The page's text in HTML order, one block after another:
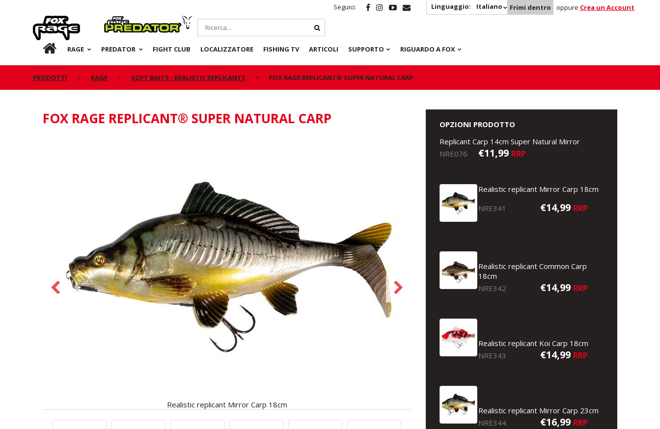
Seguici: Linguaggio: Italiano Frimi dentro oppure Crea un Account
Rage Predator
IT RAGE PREDATOR FIGHT CLUB LOCALIZZATORE FISHING TV ARTICOLI SUPPORTO RIGUARDO A FOX
PRODOTTI RAGE SOFT BAITS - REALISTIC REPLICANTS FOX RAGE REPLICANT® SUPER NATURAL CARP
FOX RAGE REPLICANT® SUPER NATURAL CARP
Realistic replicant Mirror Carp 18cm
OPZIONI PRODOTTO
Replicant Carp 14cm Super Natural Mirror
NRE076
€11,99 RRP
Realistic replicant Mirror Carp 18cm
NRE341
€14,99 RRP
Realistic replicant Common Carp
18cm
NRE342
€14,99 RRP
Realistic replicant Koi Carp 18cm
NRE343
€14,99 RRP
Realistic replicant Mirror Carp 23cm
NRE344
€16,99 RRP